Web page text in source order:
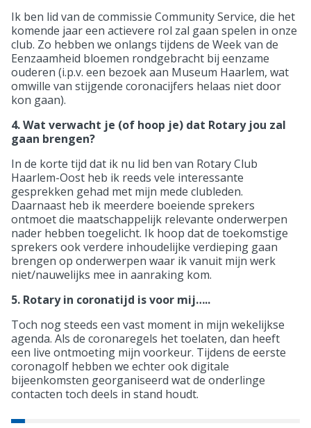
Ik ben lid van de commissie Community Service, die het
komende jaar een actievere rol zal gaan spelen in onze
club. Zo hebben we onlangs tijdens de Week van de
Eenzaamheid bloemen rondgebracht bij eenzame
ouderen (i.p.v. een bezoek aan Museum Haarlem, wat
omwille van stijgende coronacijfers helaas niet door
kon gaan).
4. Wat verwacht je (of hoop je) dat Rotary jou zal
gaan brengen?
In de korte tijd dat ik nu lid ben van Rotary Club
Haarlem-Oost heb ik reeds vele interessante
gesprekken gehad met mijn mede clubleden.
Daarnaast heb ik meerdere boeiende sprekers
ontmoet die maatschappelijk relevante onderwerpen
nader hebben toegelicht. Ik hoop dat de toekomstige
sprekers ook verdere inhoudelijke verdieping gaan
brengen op onderwerpen waar ik vanuit mijn werk
niet/nauwelijks mee in aanraking kom.
5. Rotary in coronatijd is voor mij…..
Toch nog steeds een vast moment in mijn wekelijkse
agenda. Als de coronaregels het toelaten, dan heeft
een live ontmoeting mijn voorkeur. Tijdens de eerste
coronagolf hebben we echter ook digitale
bijeenkomsten georganiseerd wat de onderlinge
contacten toch deels in stand houdt.